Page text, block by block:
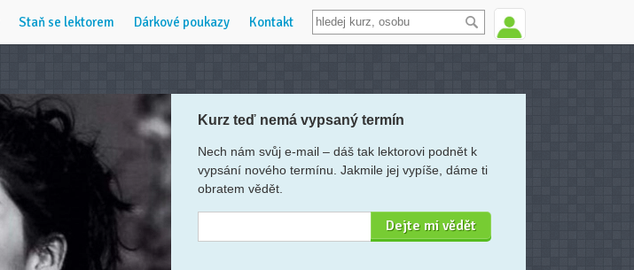
Staň se lektorem Dárkové poukazy Kontakt
Kurz teď nemá vypsaný termín
Nech nám svůj e-mail – dáš tak lektorovi podnět k
vypsání nového termínu. Jakmile jej vypíše, dáme ti
obratem vědět.